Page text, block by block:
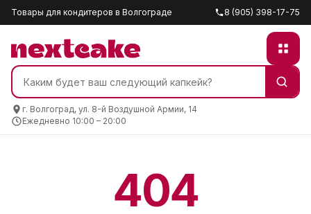
Товары для кондитеров в Волгограде 8 (905) 398-17-75
г. Волгоград, ул. 8-й Воздушной Армии, 14
Ежедневно 10:00 – 20:00
404